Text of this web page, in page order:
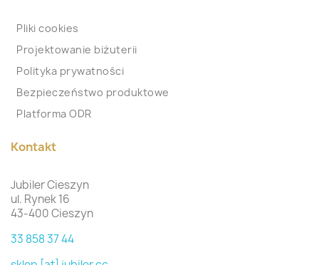
Pliki cookies
Projektowanie biżuterii
Polityka prywatności
Bezpieczeństwo produktowe
Platforma ODR
Kontakt
Jubiler Cieszyn
ul. Rynek 16
43-400 Cieszyn
33 858 37 44